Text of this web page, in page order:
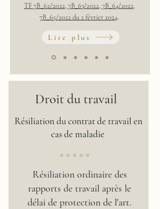
TF 7B_62/2022, 7B_63/2022, 7B_64/2022,
7B_65/2022 du 2 février 2024.
Lire plus
Droit du travail
Résiliation du contrat de travail en
cas de maladie
* * * * *
Résiliation ordinaire des
rapports de travail après le
délai de protection de l'art.